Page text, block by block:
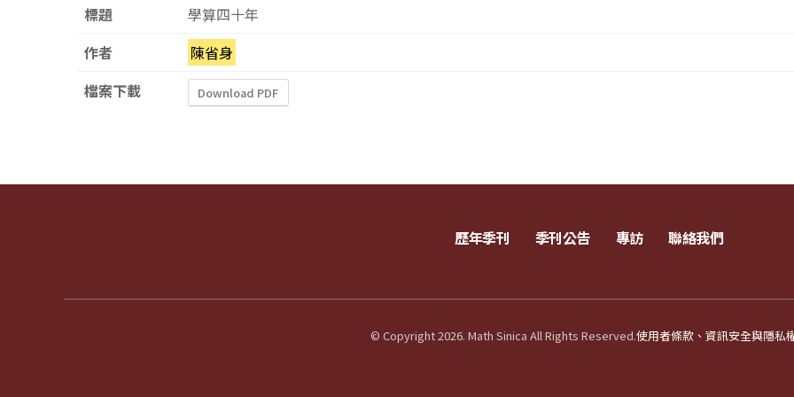
標題
學算四十年
作者
陳省身
檔案下載
Download PDF
歷年季刊 季刊公告 專訪 聯絡我們
© Copyright 2026. Math Sinica All Rights Reserved.使用者條款、資訊安全與隱私